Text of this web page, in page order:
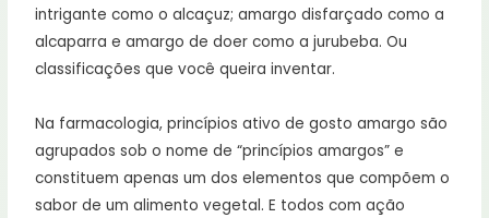
intrigante como o alcaçuz; amargo disfarçado como a
alcaparra e amargo de doer como a jurubeba. Ou
classificações que você queira inventar.
Na farmacologia, princípios ativo de gosto amargo são
agrupados sob o nome de “princípios amargos” e
constituem apenas um dos elementos que compõem o
sabor de um alimento vegetal. E todos com ação